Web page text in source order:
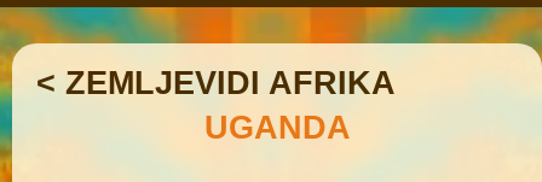
< ZEMLJEVIDI AFRIKA
UGANDA